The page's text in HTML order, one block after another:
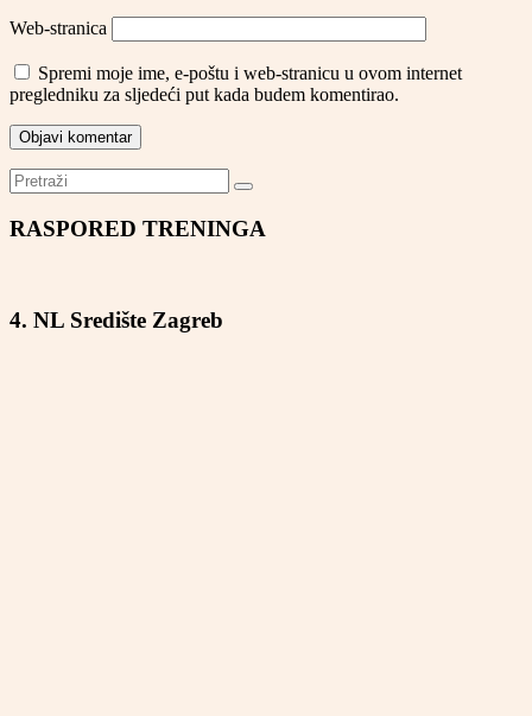
Web-stranica
Spremi moje ime, e-poštu i web-stranicu u ovom internet
pregledniku za sljedeći put kada budem komentirao.
RASPORED TRENINGA
4. NL Središte Zagreb